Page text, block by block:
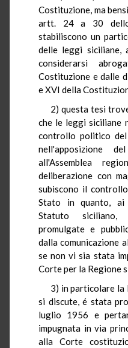
Costituzione, ma
artt. 24 a 30
stabiliscono un
delle leggi siciliane,
considerarsi
Costituzione e dalle
e XVI della
2) questa tesi
che le leggi siciliane
controllo politico
nell'apposizione
all'Assemblea
deliberazione con
subiscono il
Stato in quanto,
Statuto siciliano,
promulgate e
dalla comunicazione
se non vi sia stata
Corte per la Regione
3) in particolare
si discute, é stata
luglio 1956 e
impugnata in via
alla Corte